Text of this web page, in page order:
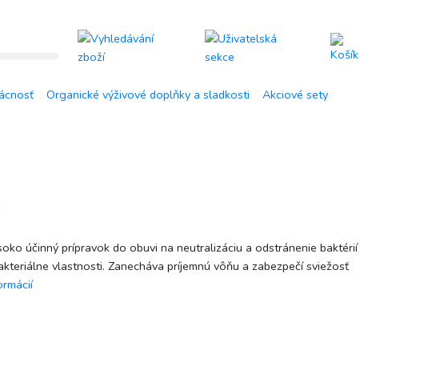
Organické výživové doplňky a sladkosti
Akciové sety
účinný prípravok do obuvi na neutralizáciu a odstránenie baktérií
vlastnosti. Zanecháva príjemnú vôňu a zabezpečí sviežosť